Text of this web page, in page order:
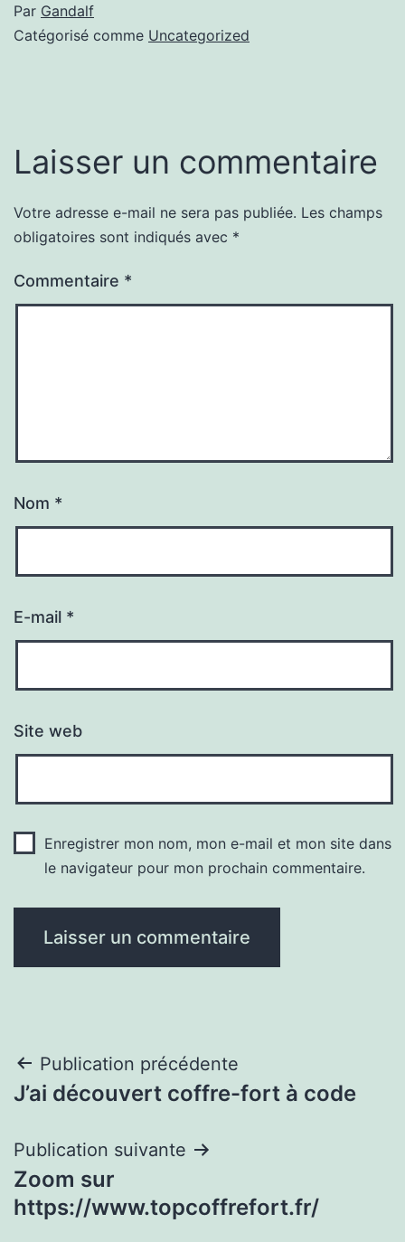
Par Gandalf
Catégorisé comme Uncategorized
Laisser un commentaire
Votre adresse e-mail ne sera pas publiée. Les champs
obligatoires sont indiqués avec *
Commentaire *
Nom *
E-mail *
Site web
Enregistrer mon nom, mon e-mail et mon site dans
le navigateur pour mon prochain commentaire.
Navigation
de
l’article
Publication précédente
J’ai découvert coffre-fort à code
Publication suivante
Zoom sur
https://www.topcoffrefort.fr/